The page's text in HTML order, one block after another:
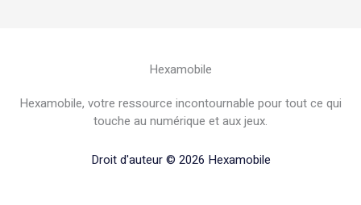
Hexamobile
Hexamobile, votre ressource incontournable pour tout ce qui
touche au numérique et aux jeux.
Droit d'auteur © 2026 Hexamobile